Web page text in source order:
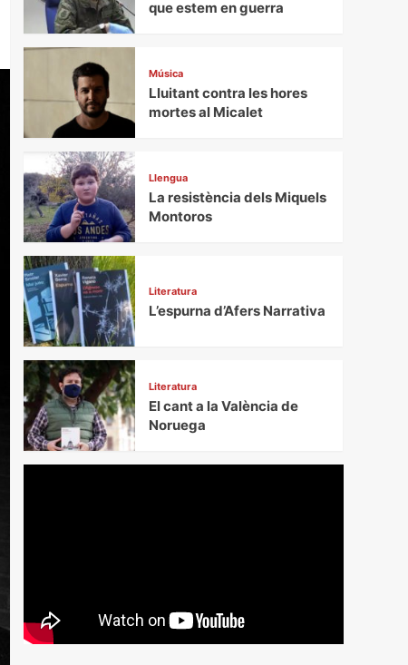
que estem en guerra
Música
Lluitant contra les hores
mortes al Micalet
Llengua
La resistència dels Miquels
Montoros
Literatura
L’espurna d’Afers Narrativa
Literatura
El cant a la València de
Noruega